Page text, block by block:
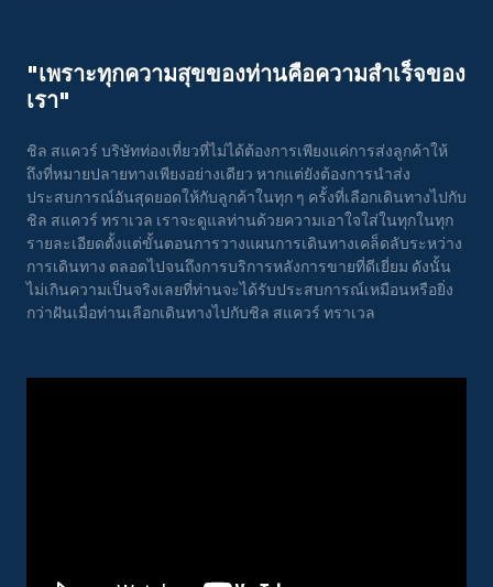
"เพราะทุกความสุขของท่านคือความสําเร็จของ
เรา"
ชิล สแควร์ บริษัทท่องเที่ยวที่ไม่ได้ต้องการเพียงแค่การส่งลูกค้าให้
ถึงที่หมายปลายทางเพียงอย่างเดียว หากแต่ยังต้องการนำส่ง
ประสบการณ์อันสุดยอดให้กับลูกค้าในทุก ๆ ครั้งที่เลือกเดินทางไปกับ
ชิล สแควร์ ทราเวล เราจะดูแลท่านด้วยความเอาใจใส่ในทุกในทุก
รายละเอียดตั้งแต่ขั้นตอนการวางแผนการเดินทางเคล็ดลับระหว่าง
การเดินทาง ตลอดไปจนถึงการบริการหลังการขายที่ดีเยี่ยม ดังนั้น
ไม่เกินความเป็นจริงเลยที่ท่านจะได้รับประสบการณ์เหมือนหรือยิ่ง
กว่าฝันเมื่อท่านเลือกเดินทางไปกับชิล สแควร์ ทราเวล